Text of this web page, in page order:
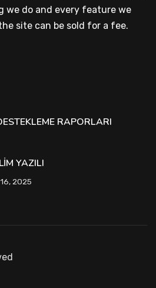
we do and every feature we
site can be sold for a fee.
RAPORLARI
YAZILI
2025